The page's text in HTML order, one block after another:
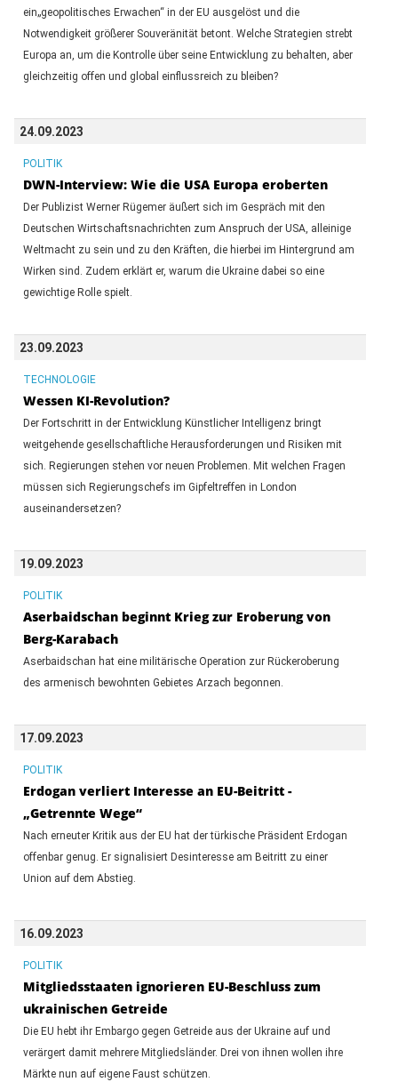
ein„geopolitisches Erwachen“ in der EU ausgelöst und die
Notwendigkeit größerer Souveränität betont. Welche Strategien strebt
Europa an, um die Kontrolle über seine Entwicklung zu behalten, aber
gleichzeitig offen und global einflussreich zu bleiben?
24.09.2023
POLITIK
DWN-Interview: Wie die USA Europa eroberten
Der Publizist Werner Rügemer äußert sich im Gespräch mit den
Deutschen Wirtschaftsnachrichten zum Anspruch der USA, alleinige
Weltmacht zu sein und zu den Kräften, die hierbei im Hintergrund am
Wirken sind. Zudem erklärt er, warum die Ukraine dabei so eine
gewichtige Rolle spielt.
23.09.2023
TECHNOLOGIE
Wessen KI-Revolution?
Der Fortschritt in der Entwicklung Künstlicher Intelligenz bringt
weitgehende gesellschaftliche Herausforderungen und Risiken mit
sich. Regierungen stehen vor neuen Problemen. Mit welchen Fragen
müssen sich Regierungschefs im Gipfeltreffen in London
auseinandersetzen?
19.09.2023
POLITIK
Aserbaidschan beginnt Krieg zur Eroberung von
Berg-Karabach
Aserbaidschan hat eine militärische Operation zur Rückeroberung
des armenisch bewohnten Gebietes Arzach begonnen.
17.09.2023
POLITIK
Erdogan verliert Interesse an EU-Beitritt -
„Getrennte Wege“
Nach erneuter Kritik aus der EU hat der türkische Präsident Erdogan
offenbar genug. Er signalisiert Desinteresse am Beitritt zu einer
Union auf dem Abstieg.
16.09.2023
POLITIK
Mitgliedsstaaten ignorieren EU-Beschluss zum
ukrainischen Getreide
Die EU hebt ihr Embargo gegen Getreide aus der Ukraine auf und
verärgert damit mehrere Mitgliedsländer. Drei von ihnen wollen ihre
Märkte nun auf eigene Faust schützen.